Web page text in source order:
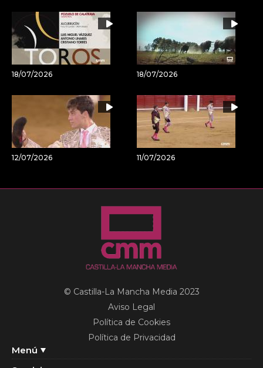
18/07/2026 18/07/2026
12/07/2026 11/07/2026
Menú
© Castilla-La Mancha Media 2023
Aviso Legal
Política de Cookies
Política de Privacidad